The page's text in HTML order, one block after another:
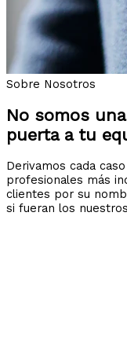
Sobre Nosotros
No somos
puerta a tu
Derivamos cada
profesionales más
clientes por su
si fueran los